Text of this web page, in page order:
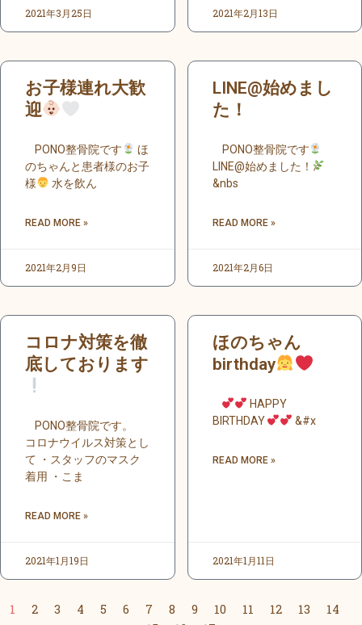
2021年3月25日 2021年2月13日
お子様連れ大歓
迎
PONO整骨院です
ほ
のちゃんと患者様のお子
様
水を飲ん
READ MORE »
2021年2月9日
LINE@始めまし
た！
PONO整骨院です
LINE@始めました！
&nbs
READ MORE »
2021年2月6日
コロナ対策を徹
底しております
PONO整骨院です。
コロナウイルス対策とし
て ・スタッフのマスク
着用 ・こま
READ MORE »
2021年1月19日
ほのちゃん
birthday
HAPPY
BIRTHDAY
&#x
READ MORE »
2021年1月11日
1 2 3 4 5 6 7 8 9 10 11 12 13 14